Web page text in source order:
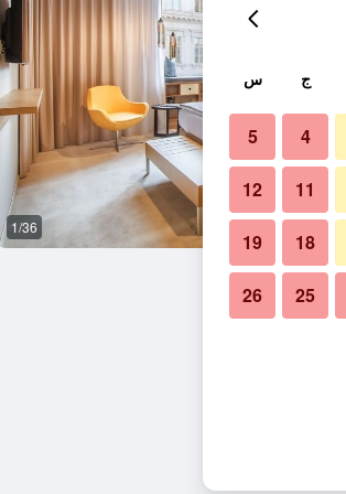
1/36
ج س
4
5
11
12
18
19
25
26